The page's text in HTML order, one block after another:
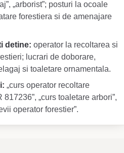
„arborist”; posturi la ocoale
forestiera si de amenajare
detine: operator la recoltarea si
lucrari de doborare,
si toaletare ornamentala.
„curs operator recoltare
817236”, „curs toaletare arbori”,
operator forestier”.